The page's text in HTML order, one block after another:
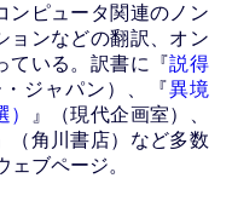
ンピュータ関連のノン
ョンなどの翻訳、オン
ている。訳書に『説得
ジャパン）、『異境
』（現代企画室）、
（角川書店）など多数
ェブページ。